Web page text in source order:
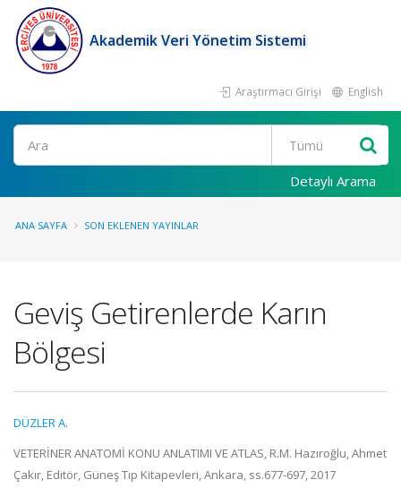
Akademik Veri Yönetim Sistemi
Araştırmacı Girişi English
Ara
Detaylı Arama
ANA SAYFA SON EKLENEN YAYINLAR
Geviş Getirenlerde Karın
Bölgesi
DÜZLER A.
VETERİNER ANATOMİ KONU ANLATIMI VE ATLAS, R.M. Hazıroğlu, Ahmet
Çakır, Editör, Güneş Tıp Kitapevleri, Ankara, ss.677-697, 2017